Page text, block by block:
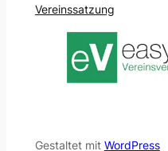
Vereinssatzung
Gestaltet mit WordPress